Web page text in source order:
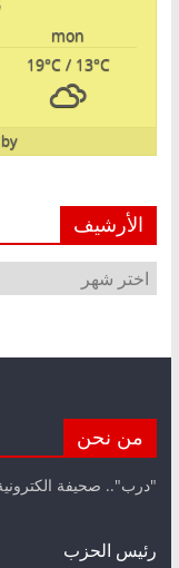
mon
19°C/ 13°C
الأرشيف
الأرشيف
من نحن
"درب".. صحيفة
رئيس الحزب